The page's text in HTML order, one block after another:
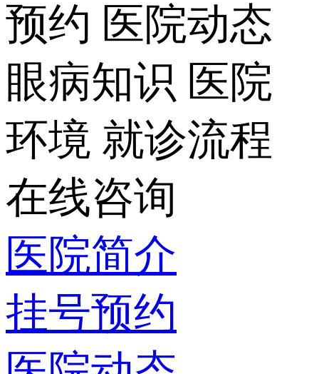
预约 医院动态
眼病知识 医院
环境 就诊流程
在线咨询
医院简介
挂号预约